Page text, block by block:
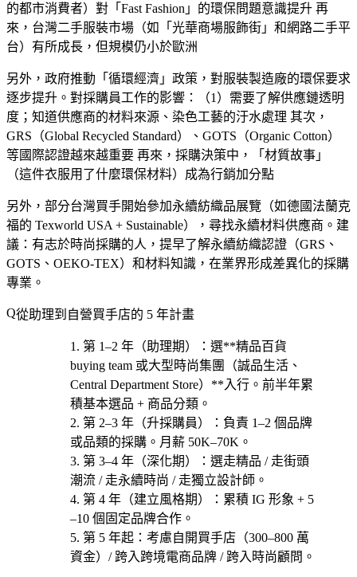
的都市消費者）對「Fast Fashion」的環保問題意識提升 再
來，台灣二手服裝市場（如「光華商場服飾街」和網路二手平
台）有所成長，但規模仍小於歐洲
另外，政府推動「循環經濟」政策，對服裝製造廠的環保要求
逐步提升。對採購員工作的影響：（1）需要了解供應鏈透明
度；知道供應商的材料來源、染色工藝的汙水處理 其次，
GRS（Global Recycled Standard）、GOTS（Organic Cotton）
等國際認證越來越重要 再來，採購決策中，「材質故事」
（這件衣服用了什麼環保材料）成為行銷加分點
另外，部分台灣買手開始參加永續紡織品展覽（如德國法蘭克
福的 Texworld USA + Sustainable），尋找永續材料供應商。建
議：有志於時尚採購的人，提早了解永續紡織認證（GRS、
GOTS、OEKO-TEX）和材料知識，在業界形成差異化的採購
專業。
從助理到自營買手店的 5 年計畫
第 1–2 年（助理期）
：選**精品百貨
buying team 或大型時尚集團（誠品生活、
Central Department Store）**入行。前半年累
積基本選品 + 商品分類。
第 2–3 年（升採購員）
：負責 1–2 個品牌
或品類的採購。月薪 50K–70K。
第 3–4 年（深化期）
：選走精品 / 走街頭
潮流 / 走永續時尚 / 走獨立設計師 。
第 4 年（建立風格期）
：累積 IG 形象 + 5
–10 個固定品牌合作。
第 5 年起 ：考慮自開買手店（300–800 萬
資金）/ 跨入跨境電商品牌 / 跨入時尚顧問 。